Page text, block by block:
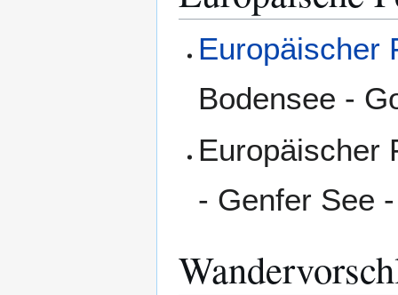
Europäischer
Bodensee -
Europäischer
- Genfer See